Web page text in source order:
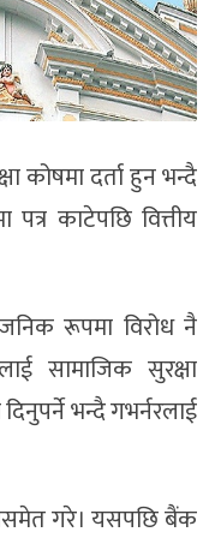
कोषमा दर्ता हुन भन्दै
काटेपछि वित्तीय
रूपमा विरोध नै
सामाजिक सुरक्षा
भन्दै गभर्नरलाई
गरे। यसपछि बैंक